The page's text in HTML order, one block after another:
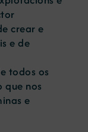
crear e
e de
todos os
nos
e